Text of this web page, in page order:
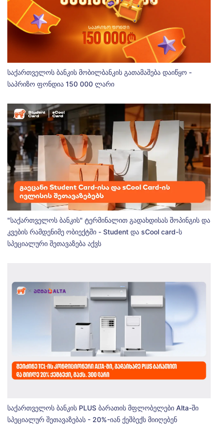
საქართველოს ბანკის მობილბანკის გათამაშება დაიწყო -
საპრიზო ფონდია 150 000 ლარი
"საქართველოს ბანკის" ტერმინალით გადახდისას შოპინგის და
კვების რამდენიმე ობიექტში - Student და sCool card-ს
სპეციალური შეთავაზება აქვს
საქართველოს ბანკის PLUS ბარათის მფლობელები Alta-ში
სპეციალურ შეთავაზებას - 20%-იან ქეშბექს მიიღებენ